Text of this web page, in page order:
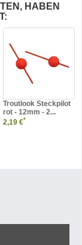
HABEN
Troutlook Steckpilot
rot - 12mm - 2...
2,19 €*